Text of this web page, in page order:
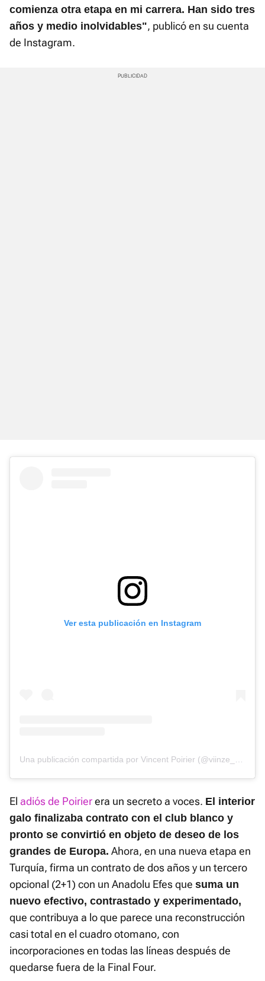
comienza otra etapa en mi carrera. Han sido tres
años y medio inolvidables", publicó en su cuenta
de Instagram.
Ver esta publicación en Instagram
Una publicación compartida por Vincent Poirier (@viinze_17p)
El adiós de Poirierera un secreto a voces. El interior
galo finalizaba contrato con el club blanco y
pronto se convirtió en objeto de deseo de los
grandes de Europa. Ahora, en una nueva etapa en
Turquía, firma un contrato de dos años y un tercero
opcional (2+1) con un Anadolu Efes que suma un
nuevo efectivo, contrastado y experimentado,
que contribuya a lo que parece una reconstrucción
casi total en el cuadro otomano, con
incorporaciones en todas las líneas después de
quedarse fuera de la Final Four.